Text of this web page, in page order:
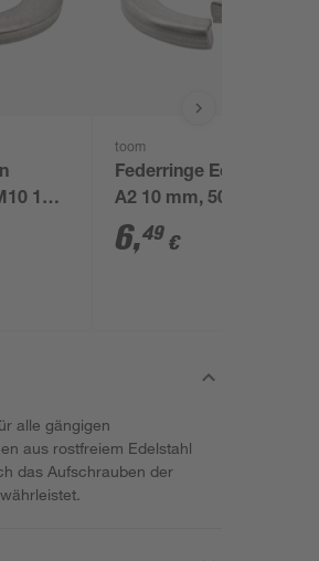
10,5
toom
Federringe Edelstahl
A2 10 mm, 50 Stück
6,49 €
alle gängigen
aus rostfreiem Edelstahl
das Aufschrauben der